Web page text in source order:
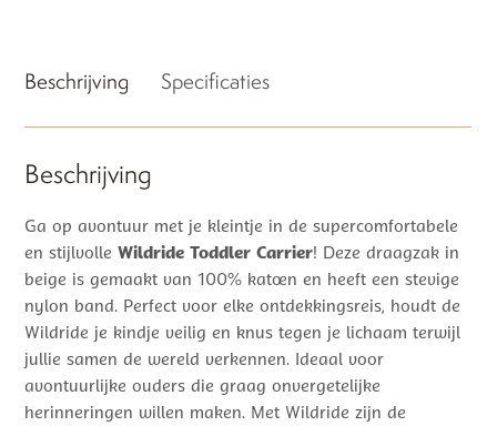
Beschrijving Specificaties
Beschrijving
Ga op avontuur met je kleintje in de supercomfortabele
en stijlvolleWildride Toddler Carrier! Deze draagzak in
beige is gemaakt van 100% katoen en heeft een stevige
nylon band. Perfect voor elke ontdekkingsreis, houdt de
Wildride je kindje veilig en knus tegen je lichaam terwijl
jullie samen de wereld verkennen. Ideaal voor
avontuurlijke ouders die graag onvergetelijke
herinneringen willen maken. Met Wildride zijn de